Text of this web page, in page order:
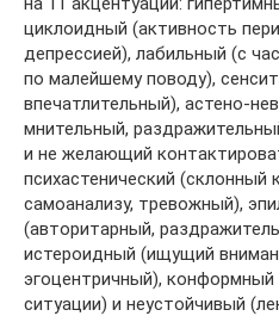
циклоидный (активность
депрессией), лабильный (с
по малейшему поводу),
впечатлительный), астено-
мнительный,
и не желающий
психастенический (склонный
самоанализу, тревожный),
(авторитарный,
истероидный (ищущий
эгоцентричный),
ситуации) и неустойчивый